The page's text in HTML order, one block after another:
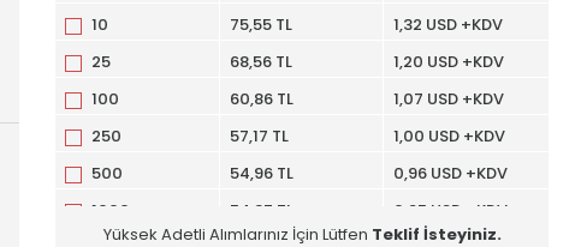
10
75,55 TL
1,32 USD +KDV
25
68,56 TL
1,20 USD +KDV
100
60,86 TL
1,07 USD +KDV
250
57,17 TL
1,00 USD +KDV
500
54,96 TL
0,96 USD +KDV
1000
54,37 TL
0,95 USD +KDV
Yüksek Adetli Alımlarınız İçin Lütfen Teklif İsteyiniz.